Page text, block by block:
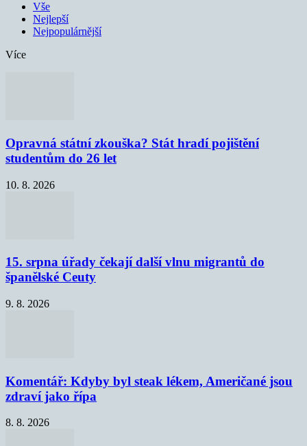
Vše
Nejlepší
Nejpopulárnější
Více
Opravná státní zkouška? Stát hradí pojištění
studentům do 26 let
10. 8. 2026
15. srpna úřady čekají další vlnu migrantů do
španělské Ceuty
9. 8. 2026
Komentář: Kdyby byl steak lékem, Američané jsou
zdraví jako řípa
8. 8. 2026